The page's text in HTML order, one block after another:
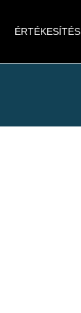
ÉRTÉKESÍTÉS